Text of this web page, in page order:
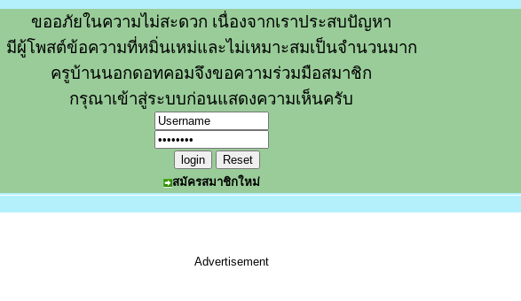
ขออภัยในความไม่สะดวก เนื่องจากเราประสบปัญหา
มีผู้โพสต์ข้อความที่หมิ่นเหม่และไม่เหมาะสมเป็นจำนวนมาก
ครูบ้านนอกดอทคอมจึงขอความร่วมมือสมาชิก
กรุณาเข้าสู่ระบบก่อนแสดงความเห็นครับ
สมัครสมาชิกใหม่
Advertisement